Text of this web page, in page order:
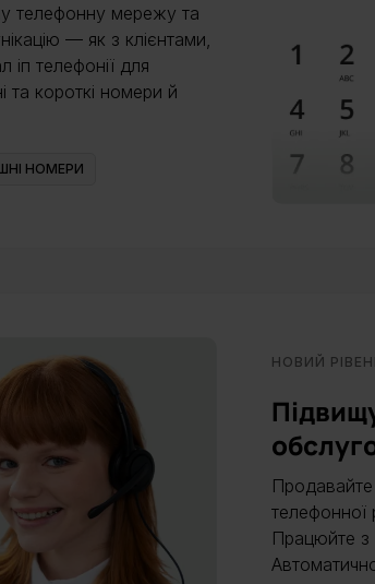
телефонну мережу та
— як з клієнтами,
іп телефонії для
та короткі номери й
НОМЕРИ
НОВИЙ
телефонної
Працюйте з